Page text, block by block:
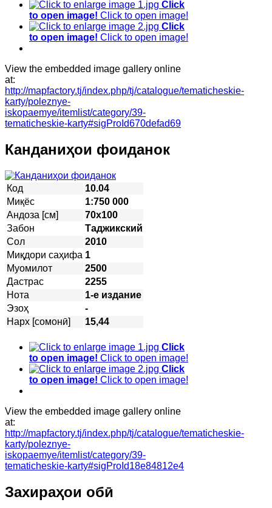
Click
to open image! Click to open image!
Click
to open image! Click to open image!
View the embedded image gallery online
at:
http://mapfactory.tj/index.php/tj/catalogue/tematicheskie-
karty/poleznye-
iskopaemye/itemlist/category/39-
tematicheskie-karty#sigProId670defad69
Канданиҳои фоиданок
Код
10.04
Миқёс
1:750 000
Андоза [см]
70х100
Забон
Таджикский
Сол
2010
Миқдори саҳифа 1
Муомилот
2500
Дастрас
2255
Нота
1-е издание
Эзоҳ
-
Нарх [сомонӣ]
15,44
Click
to open image! Click to open image!
Click
to open image! Click to open image!
View the embedded image gallery online
at:
http://mapfactory.tj/index.php/tj/catalogue/tematicheskie-
karty/poleznye-
iskopaemye/itemlist/category/39-
tematicheskie-karty#sigProId18e84812e4
Захираҳои обӣ